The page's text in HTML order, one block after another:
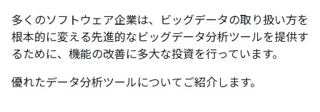
多くのソフトウェア企業は、ビッグデータの取り扱い方を
根本的に変える先進的なビッグデータ分析ツールを提供す
るために、機能の改善に多大な投資を行っています。
優れたデータ分析ツールについてご紹介します。